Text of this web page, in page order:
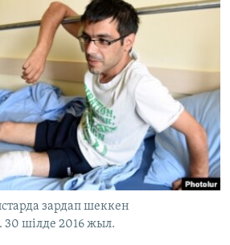
зардап шеккен
30 шілде 2016 жыл.